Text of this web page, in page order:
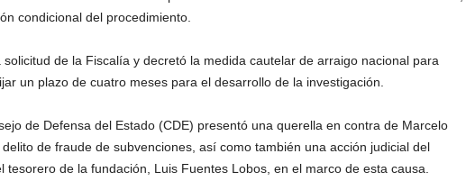
condicional del procedimiento.
solicitud de la Fiscalía y decretó la medida cautelar de arraigo nacional para
un plazo de cuatro meses para el desarrollo de la investigación.
de Defensa del Estado (CDE) presentó una querella en contra de Marcelo
de fraude de subvenciones, así como también una acción judicial del
tesorero de la fundación, Luis Fuentes Lobos, en el marco de esta causa.